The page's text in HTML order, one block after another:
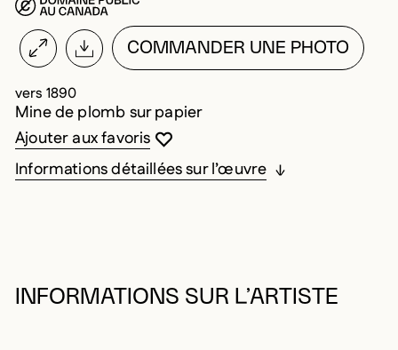
COMMANDER UNE PHOTO
vers 1890
Mine de plomb sur papier
Vous devez être connecté pour ajouter
Fermer la modale
Ouvrir la modale
Ajouter aux favoris
Informations détaillées sur l’œuvre
INFORMATIONS SUR L’ARTISTE